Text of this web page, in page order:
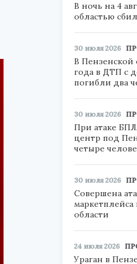
В ночь на 4
областью
30 июля 2026
В Пензенской
года в ДТП с
погибли два
30 июля 2026
При атаке
центр под
четыре
30 июля 2026
Совершена
области
24 июля 2026
Ураган в